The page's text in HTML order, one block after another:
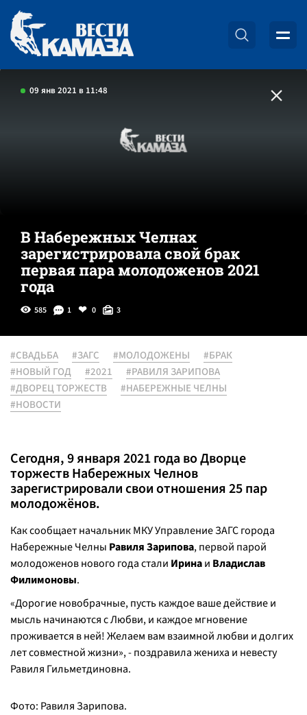
09 янв 2021 в 11:48
В Набережных Челнах
зарегистрировала свой брак
первая пара молодоженов 2021
года
585 1 0 3
#СВАДЬБА #ЗАГС #МОЛОДОЖЕНЫ
#БРАК
#НОВЫЙ ГОД
#2021
#РАВИЛЯ ЗАРИПОВА
#ДВОРЕЦ ТОРЖЕСТВ
#НАБЕРЕЖНЫЕ ЧЕЛНЫ
#НОВОСТИ
Сегодня, 9 января 2021 года во Дворце
торжеств Набережных Челнов
зарегистрировали свои отношения 25 пар
молодожёнов.
Как сообщает начальник МКУ Управление ЗАГС города
Набережные Челны Равиля Зарипова, первой парой
молодоженов нового года стали Иринаи Владислав
Филимоновы.
«Дорогие новобрачные, пусть каждое ваше действие и
мысль начинаются с Любви, и каждое мгновение
проживается в ней! Желаем вам взаимной любви и долгих
лет совместной жизни», - поздравила жениха и невесту
Равиля Гильметдиновна.
Фото: Равиля Зарипова.